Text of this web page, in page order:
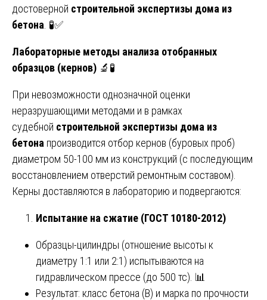
достоверной строительной экспертизы дома из
бетона . 🧪✅
Лабораторные методы анализа отобранных
образцов (кернов) 🔬🧪
При невозможности однозначной оценки
неразрушающими методами и в рамках
судебной строительной экспертизы дома из
бетона производится отбор кернов (буровых проб)
диаметром 50-100 мм из конструкций (с последующим
восстановлением отверстий ремонтным составом).
Керны доставляются в лабораторию и подвергаются:
Испытание на сжатие (ГОСТ 10180-2012)
Образцы-цилиндры (отношение высоты к
диаметру 1:1 или 2:1) испытываются на
гидравлическом прессе (до 500 тс). 📊
Результат: класс бетона (В) и марка по прочности